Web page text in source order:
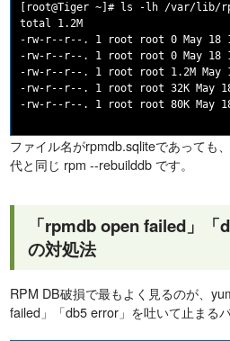
[root@Tiger ~]# ls -lh /var/lib/
total 1.2M
-rw-r--r--. 1 root root 0 May 18
-rw-r--r--. 1 root root 0 May 18
-rw-r--r--. 1 root root 1.2M May
-rw-r--r--. 1 root root 32K May
ファイル名がrpmdb.sqliteであっても
代と同じ rpm --rebuilddb です。
「rpmdb open failed」
の対処法
RPM DB破損で最もよく見るのが、
failed」「db5 error」を吐いて止まるパ